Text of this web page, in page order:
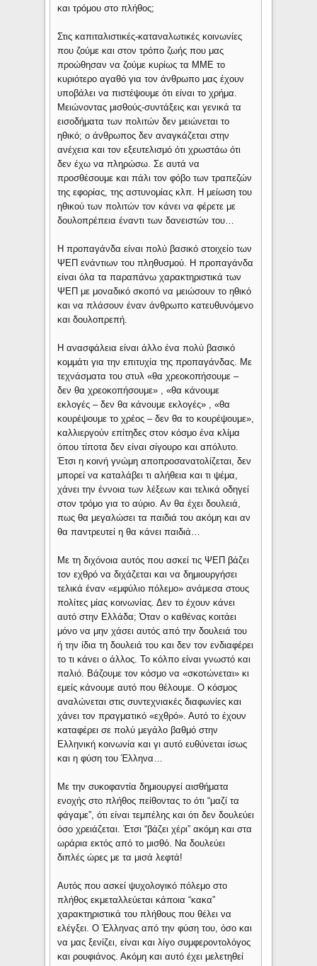
και τρόμου στο πλήθος;
Στις καπιταλιστικές-καταναλωτικές κοινωνίες
που ζούμε και στον τρόπο ζωής που μας
προώθησαν να ζούμε κυρίως τα ΜΜΕ το
κυριότερο αγαθό για τον άνθρωπο μας έχουν
υποβάλει να πιστέψουμε ότι είναι το χρήμα.
Μειώνοντας μισθούς-συντάξεις και γενικά τα
εισοδήματα των πολιτών δεν μειώνεται το
ηθικό; ο άνθρωπος δεν αναγκάζεται στην
ανέχεια και τον εξευτελισμό ότι χρωστάω ότι
δεν έχω να πληρώσω. Σε αυτά να
προσθέσουμε και πάλι τον φόβο των τραπεζών
της εφορίας, της αστυνομίας κλπ. Η μείωση του
ηθικού των πολιτών τον κάνει να φέρετε με
δουλοπρέπεια έναντι των δανειστών του…
Η προπαγάνδα είναι πολύ βασικό στοιχείο των
ΨΕΠ ενάντιων του πληθυσμού. Η προπαγάνδα
είναι όλα τα παραπάνω χαρακτηριστικά των
ΨΕΠ με μοναδικό σκοπό να μειώσουν το ηθικό
και να πλάσουν έναν άνθρωπο κατευθυνόμενο
και δουλοπρεπή.
Η ανασφάλεια είναι άλλο ένα πολύ βασικό
κομμάτι για την επιτυχία της προπαγάνδας. Με
τεχνάσματα του στυλ «θα χρεοκοπήσουμε –
δεν θα χρεοκοπήσουμε» , «θα κάνουμε
εκλογές – δεν θα κάνουμε εκλογές» , «θα
κουρέψουμε το χρέος – δεν θα το κουρέψουμε»,
καλλιεργούν επίτηδες στον κόσμο ένα κλίμα
όπου τίποτα δεν είναι σίγουρο και απόλυτο.
Έτσι η κοινή γνώμη αποπροσανατολίζεται, δεν
μπορεί να καταλάβει τι αλήθεια και τι ψέμα,
χάνει την έννοια των λέξεων και τελικά οδηγεί
στον τρόμο για το αύριο. Αν θα έχει δουλειά,
πως θα μεγαλώσει τα παιδιά του ακόμη και αν
θα παντρευτεί η θα κάνει παιδιά…
Με τη διχόνοια αυτός που ασκεί τις ΨΕΠ βάζει
τον εχθρό να διχάζεται και να δημιουργήσει
τελικά έναν «εμφύλιο πόλεμο» ανάμεσα στους
πολίτες μίας κοινωνίας. Δεν τo έχουν κάνει
αυτό στην Ελλάδα; Όταν ο καθένας κοιτάει
μόνο να μην χάσει αυτός από την δουλειά του
ή την ίδια τη δουλειά του και δεν τον ενδιαφέρει
το τι κάνει ο άλλος. Το κόλπο είναι γνωστό και
παλιό. Βάζουμε τον κόσμο να «σκοτώνεται» κι
εμείς κάνουμε αυτό που θέλουμε. Ο κόσμος
αναλώνεται στις συντεχνιακές διαφωνίες και
χάνει τον πραγματικό «εχθρό». Αυτό το έχουν
καταφέρει σε πολύ μεγάλο βαθμό στην
Ελληνική κοινωνία και γι αυτό ευθύνεται ίσως
και η φύση του Έλληνα…
Με την συκοφαντία δημιουργεί αισθήματα
ενοχής στο πλήθος πείθοντας το ότι “μαζί τα
φάγαμε”, ότι είναι τεμπέλης και ότι δεν δουλεύει
όσο χρειάζεται. Έτσι “βάζει χέρι” ακόμη και στα
ωράρια εκτός από το μισθό. Να δουλεύει
διπλές ώρες με τα μισά λεφτά!
Αυτός που ασκεί ψυχολογικό πόλεμο στο
πλήθος εκμεταλλεύεται κάποια “κακα”
χαρακτηριστικά του πλήθους που θέλει να
ελέγξει. Ο Έλληνας από την φύση του, όσο και
να μας ξενίζει, είναι και λίγο συμφεροντολόγος
και ρουφιάνος. Ακόμη και αυτό έχει μελετηθεί